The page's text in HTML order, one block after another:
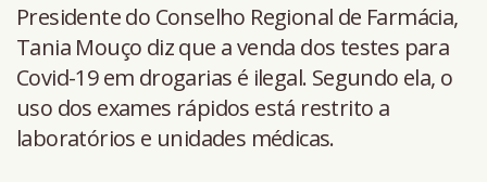
Presidente do Conselho Regional de Farmácia,
Tania Mouço diz que a venda dos testes para
Covid-19 em drogarias é ilegal. Segundo ela, o
uso dos exames rápidos está restrito a
laboratórios e unidades médicas.